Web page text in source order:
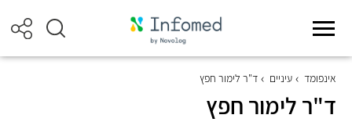
אינפומד עיניים ד"ר לימור חפץ
ד"ר לימור חפץ